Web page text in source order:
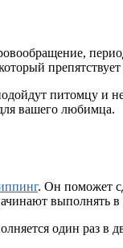
питомцу и
вашего любимца.
. Он поможет
выполнять в
один раз